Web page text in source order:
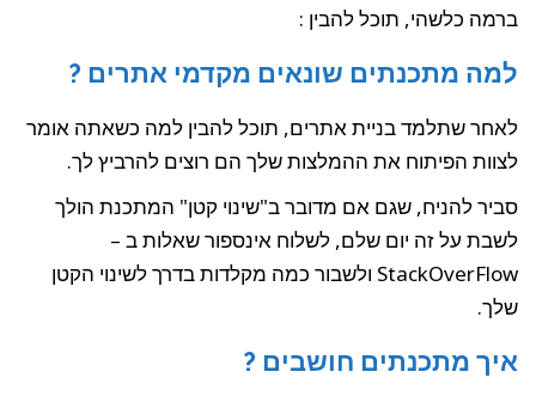
ברמה כלשהי, תוכל להבין :
למה מתכנתים שונאים מקדמי אתרים ?
לאחר שתלמד בניית אתרים, תוכל להבין למה כשאתה אומר
לצוות הפיתוח את ההמלצות שלך הם רוצים להרביץ לך.
סביר להניח, שגם אם מדובר ב"שינוי קטן" המתכנת הולך
לשבת על זה יום שלם, לשלוח אינספור שאלות ב –
StackOverFlow ולשבור כמה מקלדות בדרך לשינוי הקטן
שלך.
איך מתכנתים חושבים ?